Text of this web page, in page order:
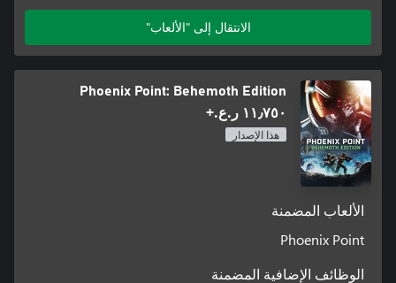
الانتقال إلى "الألعاب"
Phoenix Point: Behemoth Edition
١١٫٧٥٠ ر.ع.‏+
هذا الإصدار
الألعاب المضمنة
Phoenix Point
الوظائف الإضافية المضمنة